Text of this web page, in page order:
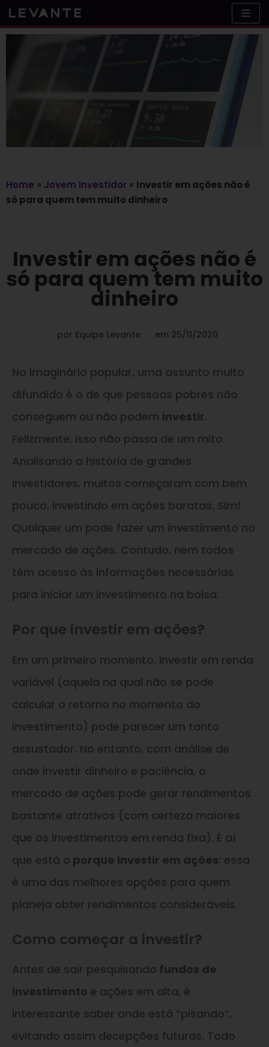
Skip
to
Home » Jovem Investidor » Investir em ações não é
só para quem tem muito dinheiro
Investir em ações não é
só para quem tem muito
dinheiro
por Equipe Levante em 25/11/2020
No imaginário popular, uma assunto muito
difundido é o de que pessoas pobres não
conseguem ou não podem investir.
Felizmente, isso não passa de um mito.
Analisando a história de grandes
investidores, muitos começaram com bem
pouco, investindo em ações baratas. Sim!
Qualquer um pode fazer um investimento no
mercado de ações. Contudo, nem todos
têm acesso às informações necessárias
para iniciar um investimento na bolsa.
Por que investir em ações?
Em um primeiro momento, investir em renda
variável (aquela na qual não se pode
calcular o retorno no momento do
investimento) pode parecer um tanto
assustador. No entanto, com análise de
onde investir dinheiro e paciência, o
mercado de ações pode gerar rendimentos
bastante atrativos (com certeza maiores
que os investimentos em renda fixa). É aí
que está o porque investir em ações: essa
é uma das melhores opções para quem
planeja obter rendimentos consideráveis.
Como começar a investir?
Antes de sair pesquisando fundos de
investimento e ações em alta, é
interessante saber onde está “pisando”,
evitando assim decepções futuras. Todo